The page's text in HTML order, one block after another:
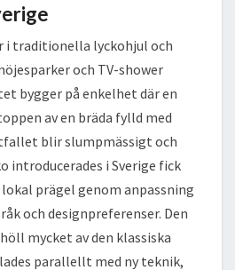
i traditionella lyckohjul och
och TV-shower
bygger på enkelhet där en
av en bräda fylld med
blir slumpmässigt och
introducerades i Sverige fick
prägel genom anpassning
och designpreferenser. Den
mycket av den klassiska
parallellt med ny teknik,